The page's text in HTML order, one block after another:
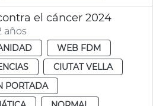
el cáncer 2024
años
WEB FDM
CIUTAT VELLA
PORTADA